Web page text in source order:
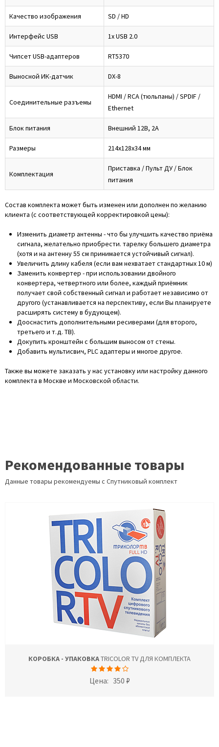
Качество изображения SD / HD
Интерфейс USB 1x USB 2.0
Чипсет USB-адаптеров RT5370
Выносной ИК-датчик DX-8
Соединительные разъемы
HDMI / RCA (тюльпаны) / SPDIF /
Ethernet
Блок питания Внешний 12В, 2А
Размеры 214x128x34 мм
Комплектация
Приставка / Пульт ДУ / Блок
питания
Состав комплекта может быть изменен или дополнен по желанию
клиента (с соответствующей корректировкой цены):
Изменить диаметр антенны - что бы улучшить качество приёма
сигнала, желательно приобрести. тарелку большего диаметра
(хотя и на антенну 55 см принимается устойчивый сигнал).
Увеличить длину кабеля (если вам нехватает стандартных 10 м)
Заменить конвертер - при использовании двойного
конвертера, четвертного или более, каждый приёмник
получает свой собственный сигнал и работает независимо от
другого (устанавливается на перспективу, если Вы планируете
расширять систему в будующем).
Дооснастить дополнительными ресиверами (для второго,
третьего и т.д. ТВ).
Докупить кронштейн с большим выносом от стены.
Добавить мультисвич, PLC адаптеры и многое другое.
Также вы можете заказать у нас установку или настройку данного
комплекта в Москве и Московской области.
Рекомендованные товары
Данные товары рекомендуемы с Спутниковый комплект
КОРОБКА - УПАКОВКАTRICOLOR TV ДЛЯ КОМПЛЕКТА
Цена: 350 ₽